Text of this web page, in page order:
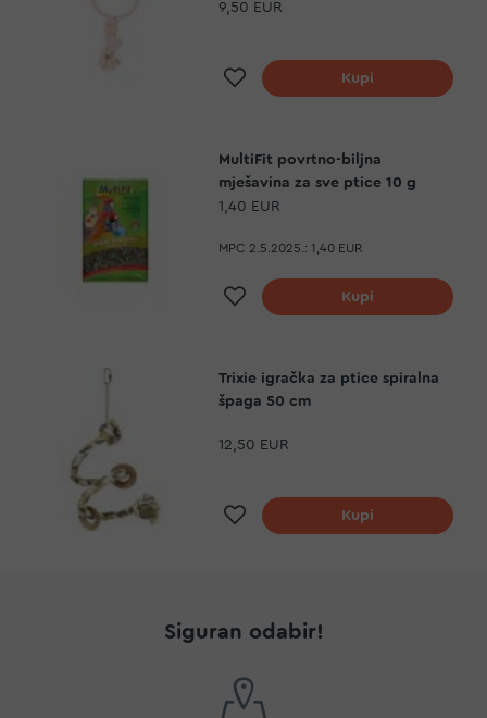
9,50 EUR
Dodaj na listu želja
Kupi
MultiFit povrtno-biljna
mješavina za sve ptice 10 g
1,40 EUR
MPC 2.5.2025.: 1,40 EUR
Dodaj na listu želja
Kupi
Trixie igračka za ptice spiralna
špaga 50 cm
12,50 EUR
Dodaj na listu želja
Kupi
Siguran odabir!